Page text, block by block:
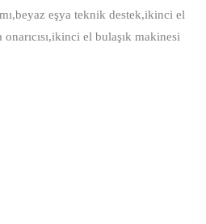
eşya teknik destek,ikinci el
el bulaşık makinesi